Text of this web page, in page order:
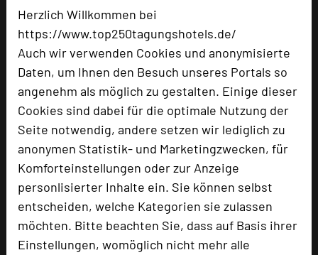
Herzlich Willkommen bei
https://www.top250tagungshotels.de/
Auch wir verwenden Cookies und anonymisierte
Daten, um Ihnen den Besuch unseres Portals so
angenehm als möglich zu gestalten. Einige dieser
Cookies sind dabei für die optimale Nutzung der
Seite notwendig, andere setzen wir lediglich zu
anonymen Statistik- und Marketingzwecken, für
Komforteinstellungen oder zur Anzeige
personlisierter Inhalte ein. Sie können selbst
entscheiden, welche Kategorien sie zulassen
möchten. Bitte beachten Sie, dass auf Basis ihrer
Einstellungen, womöglich nicht mehr alle
Schloss Benkhausen
Schlossallee 1
32339 Espelkamp
+49 5743 93182-10
Email
Homepage